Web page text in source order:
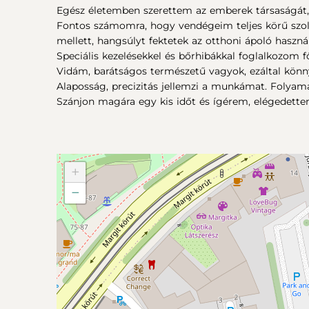
Egész életemben szerettem az emberek
Fontos számomra, hogy vendégeim teljes körű
mellett, hangsúlyt fektetek az otthoni ápoló
Speciális kezelésekkel és bőrhibákkal
Vidám, barátságos természetű vagyok, ezáltal
Alaposság, precizitás jellemzi a munkámat.
Szánjon magára egy kis időt és ígérem,
+
−